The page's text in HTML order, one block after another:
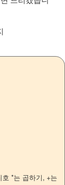
*는 곱하기, +는